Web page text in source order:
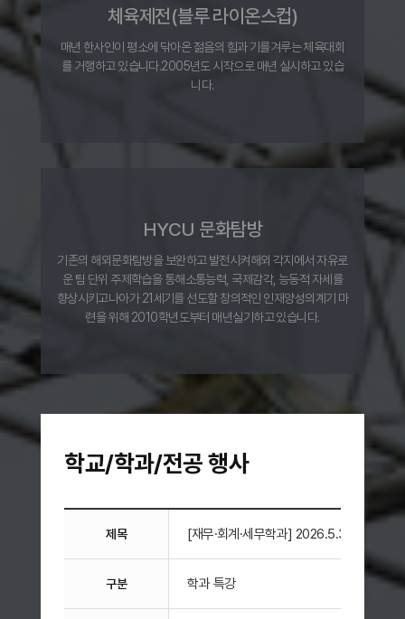
체육제전(블루 라이온스컵)
매년 한사인이 평소에 닦아온 젊음의 힘과 기를겨루는 체육대회
를 거행하고 있습니다.2005년도 시작으로 매년 실시하고 있습
니다.
HYCU 문화탐방
기존의 해외문화탐방을 보완하고 발전시켜해외 각지에서 자유로
운 팀 단위 주제학습을 통해소통능력, 국제감각, 능동적 자세를
향상시키고나아가 21세기를 선도할 창의적인 인재양성의 계기 마
련을 위해 2010학년도부터 매년실기하고 있습니다.
학교/학과/전공 행사
제목 [재무·회계·세무학과] 2026.5.31.(일) 전
구분 학과 특강